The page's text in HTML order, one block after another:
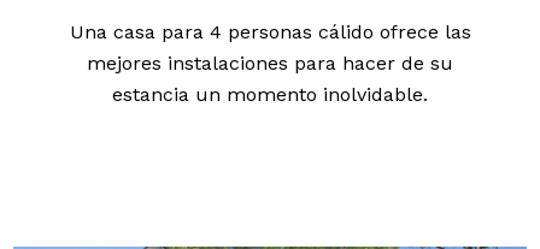
Una casa para 4 personas cálido ofrece las
mejores instalaciones para hacer de su
estancia un momento inolvidable.